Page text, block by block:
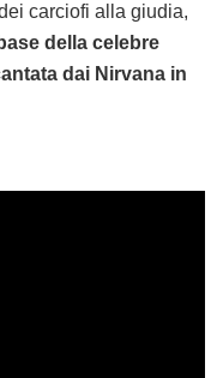
carciofi alla giudia,
della celebre
dai Nirvana in